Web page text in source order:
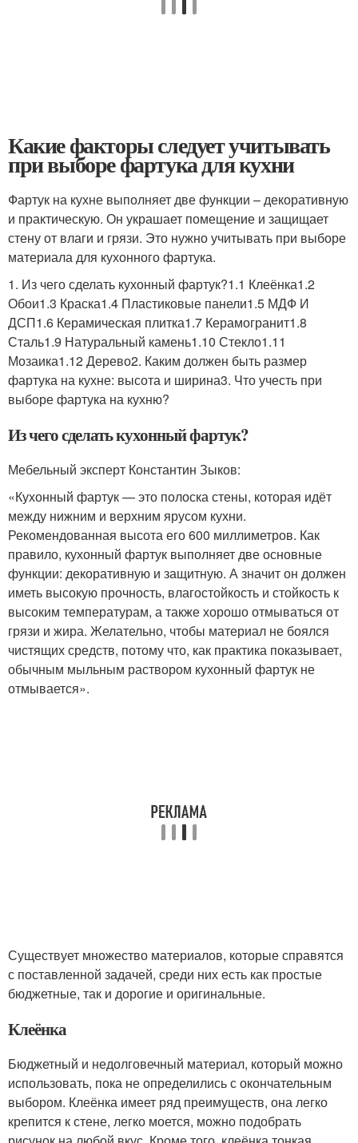
Какие факторы следует учитывать
при выборе фартука для кухни
Фартук на кухне выполняет две функции – декоративную
и практическую. Он украшает помещение и защищает
стену от влаги и грязи. Это нужно учитывать при выборе
материала для кухонного фартука.
1. Из чего сделать кухонный фартук?1.1 Клеёнка1.2
Обои1.3 Краска1.4 Пластиковые панели1.5 МДФ И
ДСП1.6 Керамическая плитка1.7 Керамогранит1.8
Сталь1.9 Натуральный камень1.10 Стекло1.11
Мозаика1.12 Дерево2. Каким должен быть размер
фартука на кухне: высота и ширина3. Что учесть при
выборе фартука на кухню?
Из чего сделать кухонный фартук?
Мебельный эксперт Константин Зыков:
«Кухонный фартук — это полоска стены, которая идёт
между нижним и верхним ярусом кухни.
Рекомендованная высота его 600 миллиметров. Как
правило, кухонный фартук выполняет две основные
функции: декоративную и защитную. А значит он должен
иметь высокую прочность, влагостойкость и стойкость к
высоким температурам, а также хорошо отмываться от
грязи и жира. Желательно, чтобы материал не боялся
чистящих средств, потому что, как практика показывает,
обычным мыльным раствором кухонный фартук не
отмывается».
Существует множество материалов, которые справятся
с поставленной задачей, среди них есть как простые
бюджетные, так и дорогие и оригинальные.
Клеёнка
Бюджетный и недолговечный материал, который можно
использовать, пока не определились с окончательным
выбором. Клеёнка имеет ряд преимуществ, она легко
крепится к стене, легко моется, можно подобрать